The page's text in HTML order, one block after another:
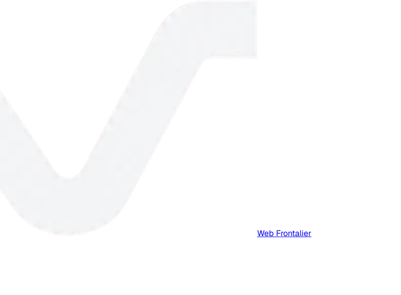
Web Frontalier